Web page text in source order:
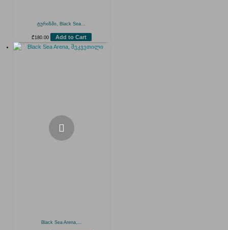
ტურიზმი, Black Sea...
₾ 180.00 Add to Cart
Black Sea Arena,...